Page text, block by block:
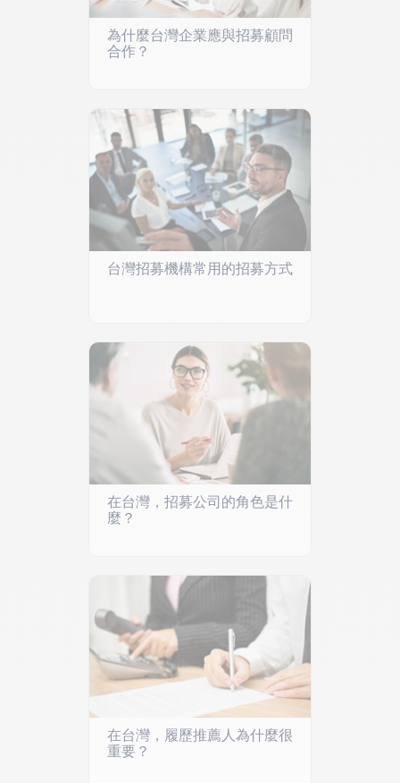
為什麼台灣企業應與招募顧問
合作？
台灣招募機構常用的招募方式
在台灣，招募公司的角色是什
麼？
在台灣，履歷推薦人為什麼很
重要？